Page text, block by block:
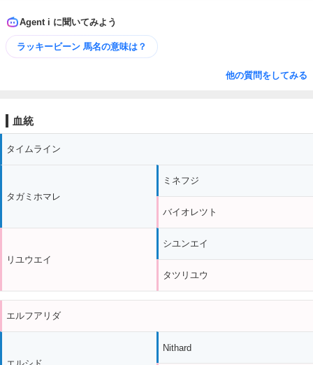
Agent i に聞いてみよう
ラッキービーン 馬名の意味は？
他の質問をしてみる
血統
タイムライン
タガミホマレ
リユウエイ
ミネフジ
バイオレツト
シユンエイ
タツリユウ
エルフアリダ
Nithard